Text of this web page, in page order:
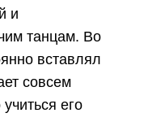
и
танцам. Во
вставлял
совсем
его